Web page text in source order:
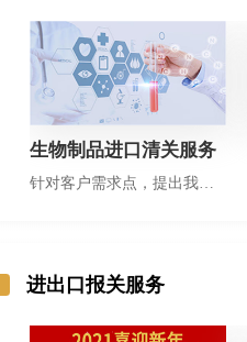
政策解读
生物制品进口清关服务
针对客户需求点，提出我们解决方案
进出口报关服务